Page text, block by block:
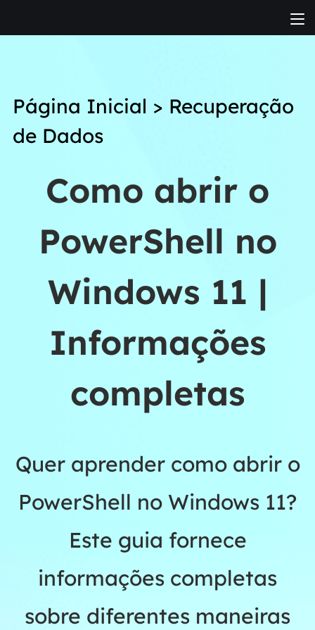
Página Inicial > Recuperação
de Dados
Como abrir o
PowerShell no
Windows 11 |
Informações
completas
Quer aprender como abrir o
PowerShell no Windows 11?
Este guia fornece
informações completas
sobre diferentes maneiras